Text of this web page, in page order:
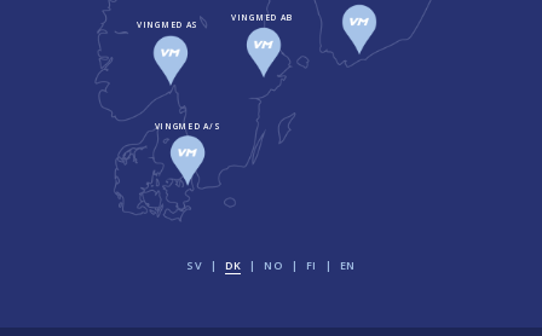
VINGMED A/S
VINGMED AS
VINGMED AB
SV DK NO FI EN